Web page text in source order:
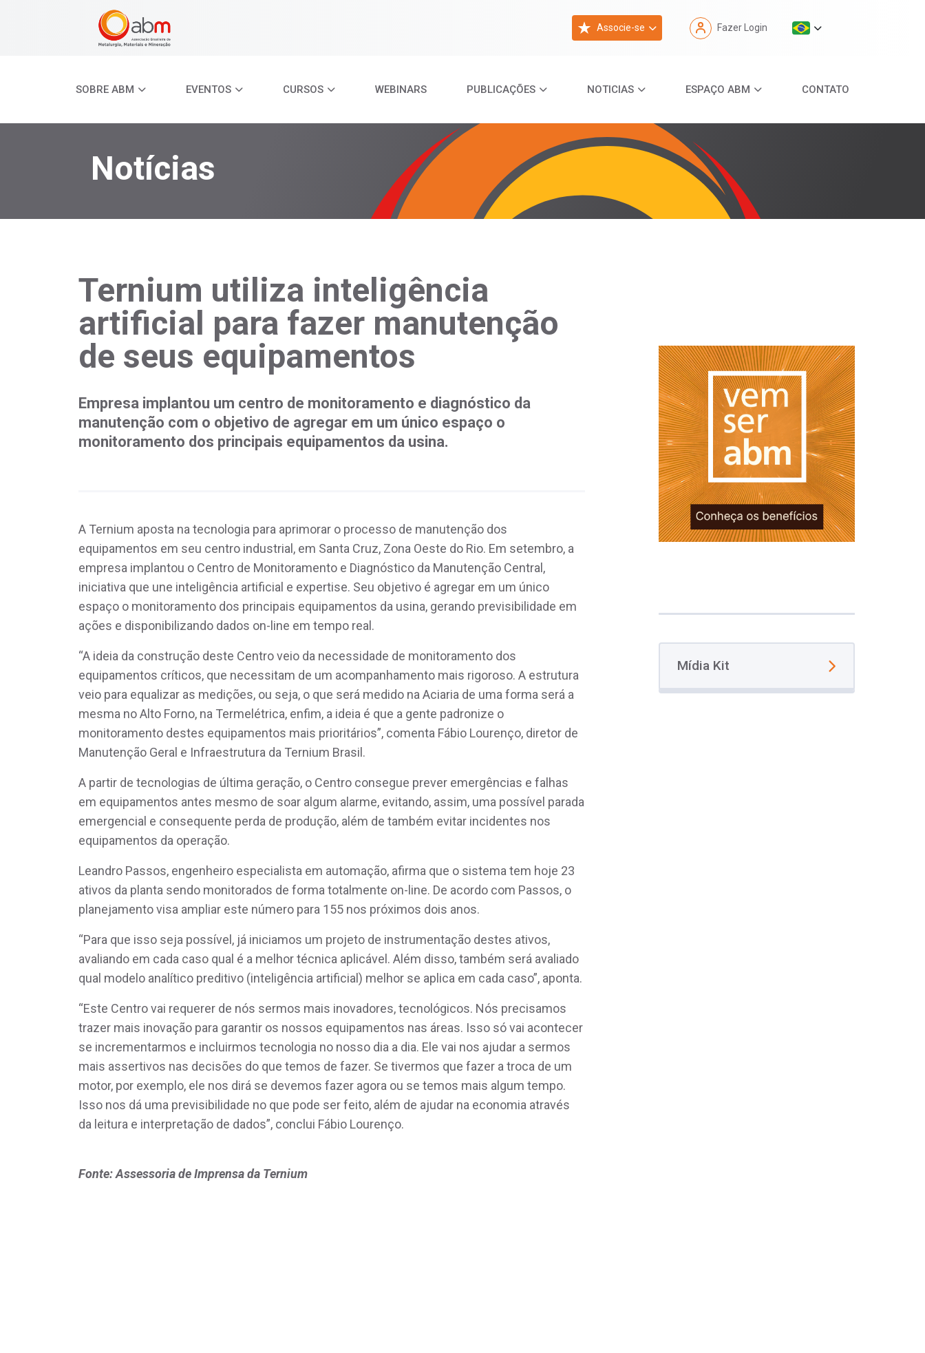
Associe-se Fazer Login
SOBRE ABM EVENTOS CURSOS WEBINARS PUBLICAÇÕES NOTICIAS ESPAÇO ABM CONTATO
Notícias
Ternium utiliza inteligência
artificial para fazer manutenção
de seus equipamentos
Empresa implantou um centro de monitoramento e diagnóstico da
manutenção com o objetivo de agregar em um único espaço o
monitoramento dos principais equipamentos da usina.
A Ternium aposta na tecnologia para aprimorar o processo de manutenção dos
equipamentos em seu centro industrial, em Santa Cruz, Zona Oeste do Rio. Em setembro, a
empresa implantou o Centro de Monitoramento e Diagnóstico da Manutenção Central,
iniciativa que une inteligência artificial e expertise. Seu objetivo é agregar em um único
espaço o monitoramento dos principais equipamentos da usina, gerando previsibilidade em
ações e disponibilizando dados on-line em tempo real.
“A ideia da construção deste Centro veio da necessidade de monitoramento dos
equipamentos críticos, que necessitam de um acompanhamento mais rigoroso. A estrutura
veio para equalizar as medições, ou seja, o que será medido na Aciaria de uma forma será a
mesma no Alto Forno, na Termelétrica, enfim, a ideia é que a gente padronize o
monitoramento destes equipamentos mais prioritários”, comenta Fábio Lourenço, diretor de
Manutenção Geral e Infraestrutura da Ternium Brasil.
A partir de tecnologias de última geração, o Centro consegue prever emergências e falhas
em equipamentos antes mesmo de soar algum alarme, evitando, assim, uma possível parada
emergencial e consequente perda de produção, além de também evitar incidentes nos
equipamentos da operação.
Leandro Passos, engenheiro especialista em automação, afirma que o sistema tem hoje 23
ativos da planta sendo monitorados de forma totalmente on-line. De acordo com Passos, o
planejamento visa ampliar este número para 155 nos próximos dois anos.
“Para que isso seja possível, já iniciamos um projeto de instrumentação destes ativos,
avaliando em cada caso qual é a melhor técnica aplicável. Além disso, também será avaliado
qual modelo analítico preditivo (inteligência artificial) melhor se aplica em cada caso”, aponta.
“Este Centro vai requerer de nós sermos mais inovadores, tecnológicos. Nós precisamos
trazer mais inovação para garantir os nossos equipamentos nas áreas. Isso só vai acontecer
se incrementarmos e incluirmos tecnologia no nosso dia a dia. Ele vai nos ajudar a sermos
mais assertivos nas decisões do que temos de fazer. Se tivermos que fazer a troca de um
motor, por exemplo, ele nos dirá se devemos fazer agora ou se temos mais algum tempo.
Isso nos dá uma previsibilidade no que pode ser feito, além de ajudar na economia através
da leitura e interpretação de dados”, conclui Fábio Lourenço.
Fonte: Assessoria de Imprensa da Ternium
Mídia Kit